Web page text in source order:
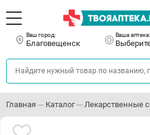
Ваш город:
Благовещенск
Ваша аптека:
Главная Каталог Лекарственные